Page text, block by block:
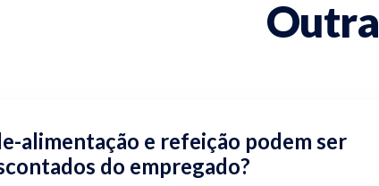
alimentação e refeição podem ser
do empregado?